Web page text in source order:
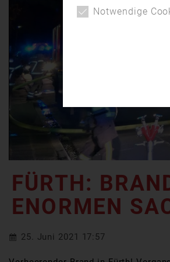
FÜRTH:
ENORMEN
25. Juni 2021 17:57
Notwendige